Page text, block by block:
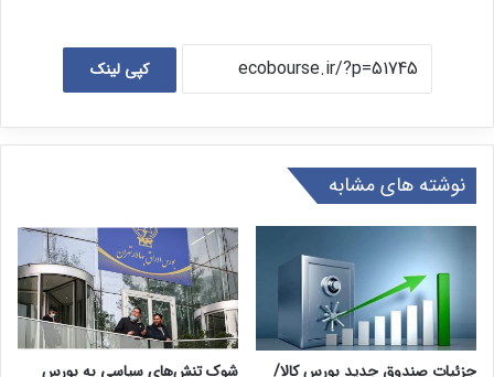
کپی لینک
نوشته های مشابه
جزئیات صندوق جدید بورس کالا/
شوک تنش‌های سیاسی به بورس